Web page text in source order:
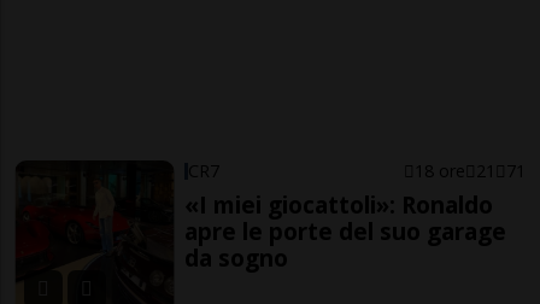
CR7 18 ore 21 71
«I miei giocattoli»: Ronaldo
apre le porte del suo garage
da sogno